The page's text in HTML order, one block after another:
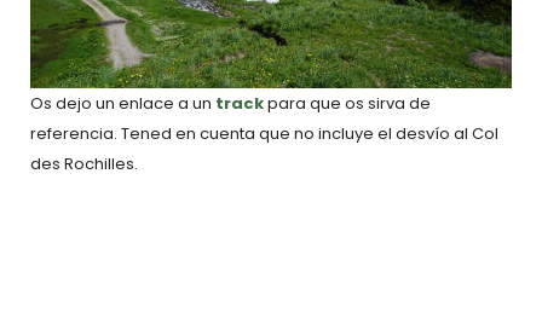
Os dejo un enlace a un trackpara que os sirva de
referencia. Tened en cuenta que no incluye el desvío al Col
des Rochilles.